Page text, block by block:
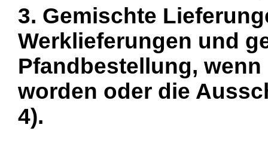
3. Gemischte
Werklieferungen und
Pfandbestellung,
worden oder die
4).